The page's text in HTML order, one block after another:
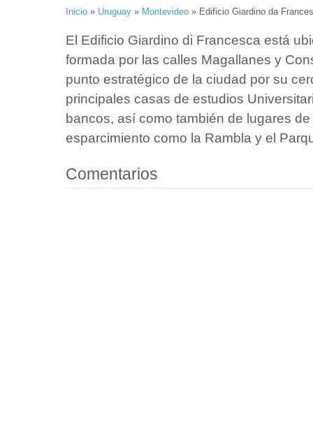
Inicio » Uruguay » Montevideo » Edificio Giardino da
El Edificio Giardino di Francesca está
formada por las calles Magallanes y
punto estratégico de la ciudad por su
principales casas de estudios
bancos, así como también de lugares
esparcimiento como la Rambla y el
Comentarios